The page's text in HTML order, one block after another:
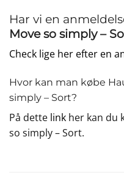
Har vi en
Move so simply –
Check lige her efter en
Hvor kan man købe
simply – Sort?
På dette link her kan du
so simply – Sort.